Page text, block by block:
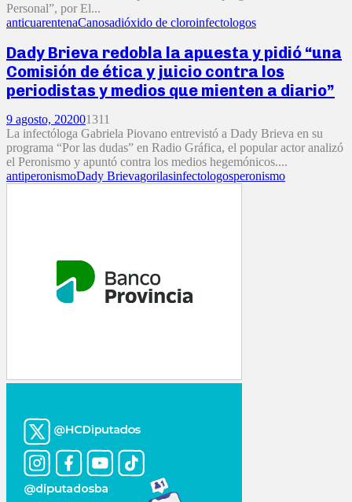
Personal”, por El...
anticuarentenaCanosadióxido de cloroinfectologos
Dady Brieva redobla la apuesta y pidió “una
Comisión de ética y juicio contra los
periodistas y medios que mienten a diario”
9 agosto, 202001311
La infectóloga Gabriela Piovano entrevistó a Dady Brieva en su
programa “Por las dudas” en Radio Gráfica, el popular actor analizó
el Peronismo y apuntó contra los medios hegemónicos....
antiperonismoDady Brievagorilasinfectologosperonismo